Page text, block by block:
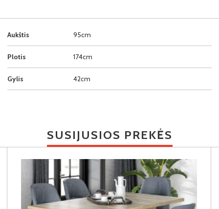
Aukštis 95cm
Plotis 174cm
Gylis 42cm
SUSIJUSIOS PREKĖS